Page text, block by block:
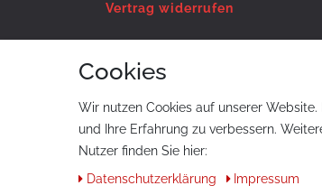
Vertrag widerrufen
ZAHLUNG & VERSAND
Cookies
Wir nutzen Cookies auf unserer
und Ihre Erfahrung zu verbessern.
Nutzer finden Sie hier:
Daten­schutz­erklärung
Impressum